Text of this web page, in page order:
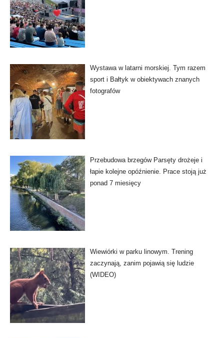
Wystawa w latarni morskiej. Tym razem
sport i Bałtyk w obiektywach znanych
fotografów
Przebudowa brzegów Parsęty drożeje i
łapie kolejne opóźnienie. Prace stoją już
ponad 7 miesięcy
Wiewiórki w parku linowym. Trening
zaczynają, zanim pojawią się ludzie
(WIDEO)